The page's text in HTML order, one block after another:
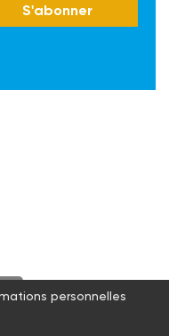
S'abonner
personnelles